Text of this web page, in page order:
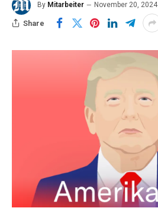
By Mitarbeiter November 20, 2024
Share